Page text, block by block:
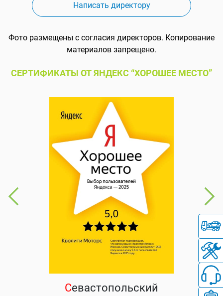
Написать директору
Фото размещены с согласия директоров. Копирование
материалов запрещено.
СЕРТИФИКАТЫ ОТ ЯНДЕКС “ХОРОШЕЕ МЕСТО”
Севастопольский